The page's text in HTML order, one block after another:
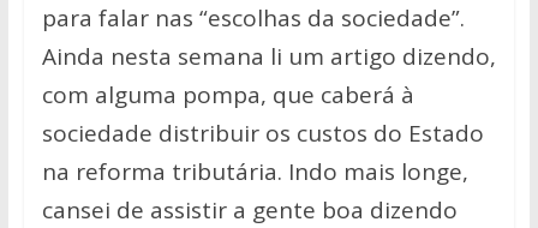
para falar nas “escolhas da sociedade”.
Ainda nesta semana li um artigo dizendo,
com alguma pompa, que caberá à
sociedade distribuir os custos do Estado
na reforma tributária. Indo mais longe,
cansei de assistir a gente boa dizendo